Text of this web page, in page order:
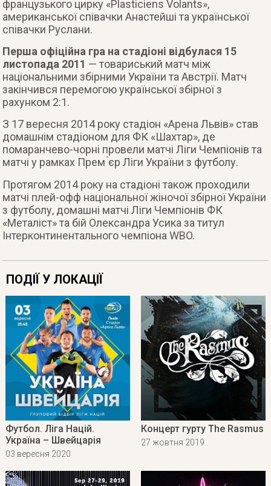
французького цирку «Plasticiens Volants»,
американської співачки Анастейші та української
співачки Руслани.
Перша офіційна гра на стадіоні відбулася 15
листопада 2011 — товариський матч між
національними збірними України та Австрії. Матч
закінчився перемогою української збірної з
рахунком 2:1.
З 17 вересня 2014 року стадіон «Арена Львів» став
домашнім стадіоном для ФК «Шахтар», де
помаранчево-чорні провели матчі Ліги Чемпіонів та
матчі у рамках Прем ́єр Ліги України з футболу.
Протягом 2014 року на стадіоні також проходили
матчі плей-офф національної жіночої збірної України
з футболу, домашні матчі Ліги Чемпіонів ФК
«Металіст» та бій Олександра Усика за титул
Інтерконтинентального чемпіона WBO.
ПОДІЇ У ЛОКАЦІЇ
Футбол. Ліга Націй.
Україна – Швейцарія
03 вересня 2020
Концерт гурту The Rasmus
27 жовтня 2019